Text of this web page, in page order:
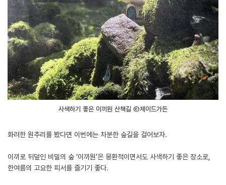
사색하기 좋은 이끼원 산책길 ⓒ제이드가든
화려한 원추리를 봤다면 이번에는 차분한 숲길을 걸어보자.
이끼로 뒤덮인 비밀의 숲 ‘이끼원’은 몽환적이면서도 사색하기 좋은 장소로,
한여름의 고요한 피서를 즐기기 좋다.